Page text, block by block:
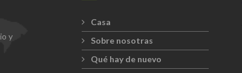
y
Casa
Sobre nosotras
Qué hay de nuevo